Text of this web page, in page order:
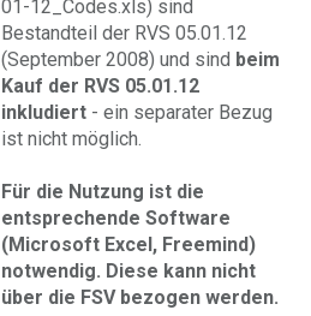
01-12_Codes.xls) sind
Bestandteil der RVS 05.01.12
(September 2008) und sind beim
Kauf der RVS 05.01.12
inkludiert - ein separater Bezug
ist nicht möglich.
Für die Nutzung ist die
entsprechende Software
(Microsoft Excel, Freemind)
notwendig. Diese kann nicht
über die FSV bezogen werden.